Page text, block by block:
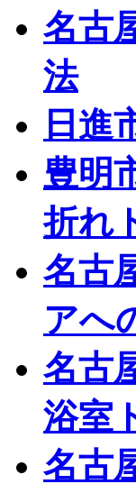
名古
法
日
豊明
折れ
名古
アへ
名古
浴室
名古